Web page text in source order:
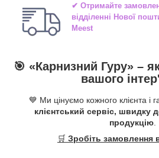
✔ Отримайте
відділенні Нової
Meest
🎯 «Карнизний Гуру» –
вашого
💙 Ми цінуємо кожного клієнта і
клієнтський сервіс, швидку
продукцію.
🛒 Зробіть замовлення